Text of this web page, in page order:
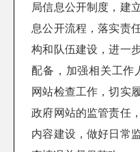
局信息公开制度，建
息公开流程，落实责
构和队伍建设，进一
配备，加强相关工作
网站检查工作，切实
政府网站的监管责任
内容建设，做好日常